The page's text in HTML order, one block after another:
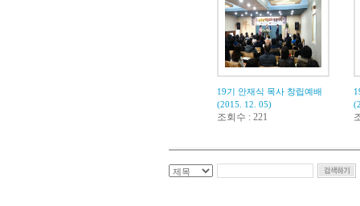
19기 안재식 목사 창립예배
(2015. 12. 05)
조회수 : 221